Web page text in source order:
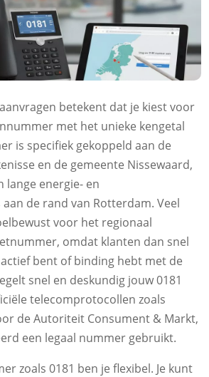
betekent dat je kiest voor
met het unieke kengetal
is specifiek gekoppeld aan de
en de gemeente Nissewaard,
lange energie- en
de rand van Rotterdam. Veel
voor het regionaal
omdat klanten dan snel
bent of binding hebt met de
snel en deskundig jouw 0181
telecomprotocollen zoals
de Autoriteit Consument & Markt,
een legaal nummer gebruikt.
zoals 0181 ben je flexibel. Je kunt